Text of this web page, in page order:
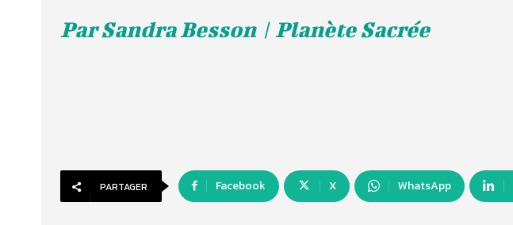
Par Sandra Besson | Planète Sacrée
PARTAGER Facebook X WhatsApp